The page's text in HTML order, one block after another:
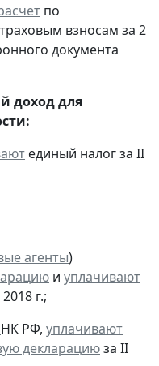
по
взносам за 2
документа
доход для
единый налог за II
агенты)
и уплачивают
г.;
НК РФ, уплачивают
декларациюза II